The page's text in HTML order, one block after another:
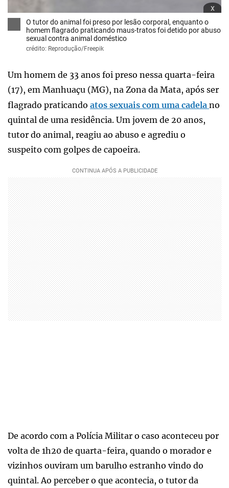
x
O tutor do animal foi preso por lesão corporal, enquanto o
homem flagrado praticando maus-tratos foi detido por abuso
sexual contra animal doméstico
crédito: Reprodução/Freepik
Um homem de 33 anos foi preso nessa quarta-feira
(17), em Manhuaçu (MG), na Zona da Mata, após ser
flagrado praticando atos sexuais com uma cadela no
quintal de uma residência. Um jovem de 20 anos,
tutor do animal, reagiu ao abuso e agrediu o
suspeito com golpes de capoeira.
De acordo com a Polícia Militar o caso aconteceu por
volta de 1h20 de quarta-feira, quando o morador e
vizinhos ouviram um barulho estranho vindo do
quintal. Ao perceber o que acontecia, o tutor da